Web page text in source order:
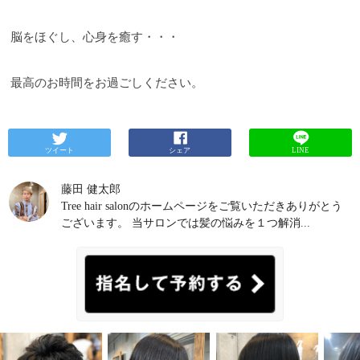
脳をほぐし、心身を癒す・・・
最高のお時間をお過ごしください。
ツイート シェア LINE
藤田 健太郎
Tree hair salonのホームページをご覧いただきありがとう
ございます。 当サロンでは髪の悩みを１つ解消...